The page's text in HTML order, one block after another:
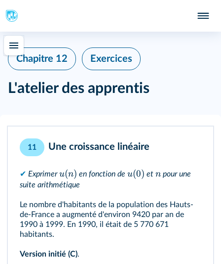
Chapitre 12 Exercices
L'atelier des apprentis
11 Une croissance linéaire
✔ Exprimeru(n) en fonction de u(0) et n pour une
suite arithmétique
Le nombre d'habitants de la population des Hauts-
de-France a augmenté d'environ 9420 par an de
1990 à 1999. En 1990, il était de 5 770 671
habitants.
Version initié (C).